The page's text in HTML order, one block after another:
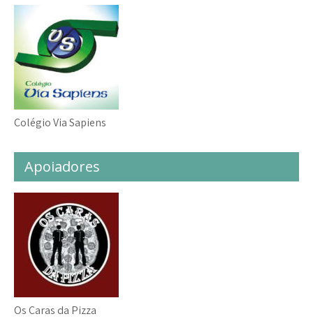
Colégio Via Sapiens
Apoiadores
Os Caras da Pizza